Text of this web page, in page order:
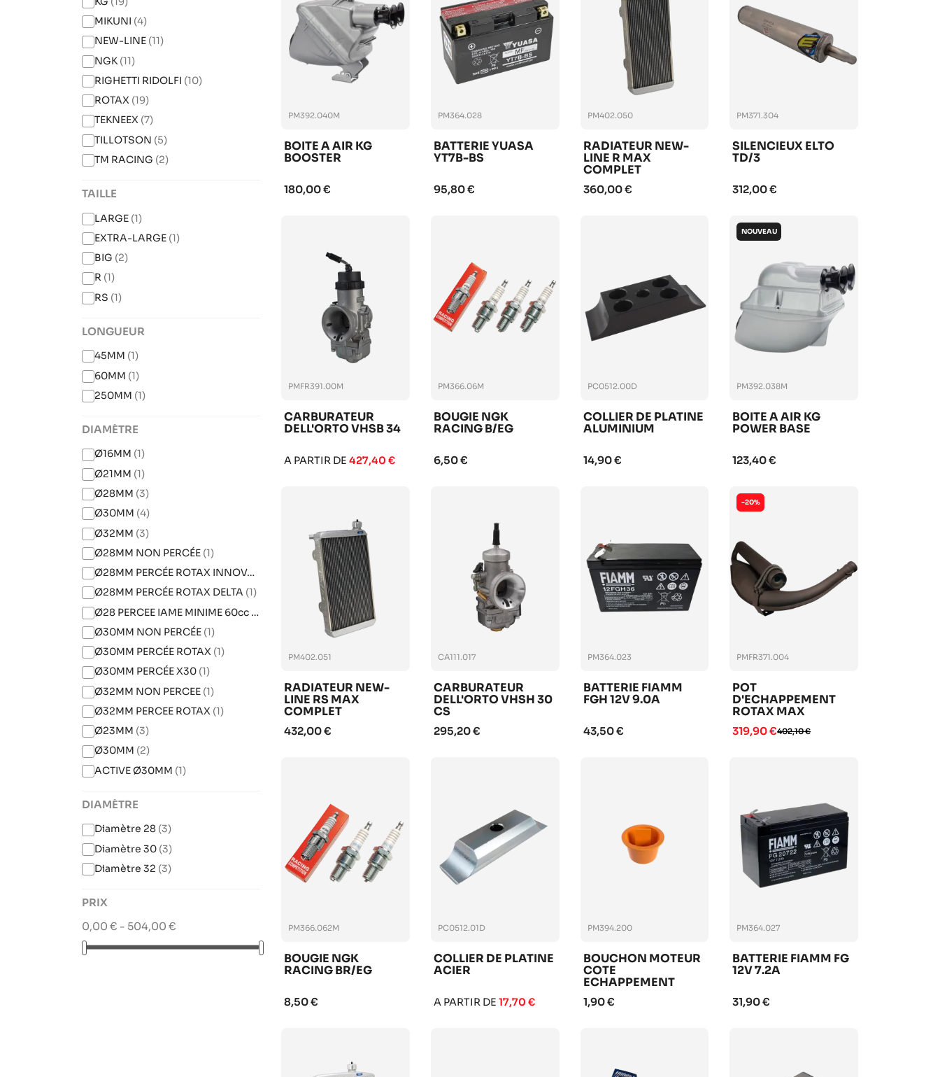
MIKUNI (4)
NEW-LINE (11)
NGK(11)
RIGHETTI RIDOLFI (10)
ROTAX (19)
TEKNEEX (7)
TILLOTSON (5)
TM RACING (2)
TAILLE
LARGE (1)
EXTRA-LARGE (1)
BIG (2)
R (1)
RS (1)
LONGUEUR
45MM (1)
60MM (1)
250MM (1)
DIAMÈTRE
Ø16MM (1)
Ø21MM (1)
Ø28MM (3)
Ø30MM (4)
Ø32MM (3)
Ø28MM NON PERCÉE (1)
Ø28MM PERCÉE ROTAX INNOVA
Ø28MM PERCÉE ROTAX DELTA (1)
Ø28 PERCEE IAME MINIME 60cc
(1)
Ø30MM NON PERCÉE (1)
Ø30MM PERCÉE ROTAX (1)
Ø30MM PERCÉE X30 (1)
Ø32MM NON PERCEE (1)
Ø32MM PERCEE ROTAX (1)
Ø23MM (3)
Ø30MM (2)
ACTIVE Ø30MM (1)
DIAMÈTRE
Diamètre 28 (3)
Diamètre 30 (3)
Diamètre 32 (3)
PRIX
0,00 € - 504,00 €
PM392.040M
BOITE A AIR KG
BOOSTER
180,00 €
PM364.028
BATTERIE YUASA
YT7B-BS
95,80 €
PM402.050
RADIATEUR NEW-
LINE R MAX
COMPLET
360,00 €
PM371.304
SILENCIEUX ELTO
TD/3
312,00 €
PMFR391.00M
CARBURATEUR
DELL'ORTO VHSB 34
A PARTIR DE 427,40 €
PM366.06M
BOUGIE NGK
RACING B/EG
6,50 €
PC0512.00D
COLLIER DE PLATINE
ALUMINIUM
14,90 €
PM392.038M
BOITE A AIR KG
POWER BASE
123,40 €
NOUVEAU
PM402.051
RADIATEUR NEW-
LINE RS MAX
COMPLET
432,00 €
CA111.017
CARBURATEUR
DELL'ORTO VHSH 30
CS
295,20 €
PM364.023
BATTERIE FIAMM
FGH 12V 9.0A
43,50 €
PMFR371.004
POT
D'ECHAPPEMENT
ROTAX MAX
319,90 €402,10 €
-20%
PM366.062M
BOUGIE NGK
RACING BR/EG
8,50 €
PC0512.01D
COLLIER DE PLATINE
ACIER
A PARTIR DE 17,70 €
PM394.200
BOUCHON MOTEUR
COTE
ECHAPPEMENT
ROTAX ET TM KZ
1,90 €
PM364.027
BATTERIE FIAMM FG
12V 7.2A
31,90 €